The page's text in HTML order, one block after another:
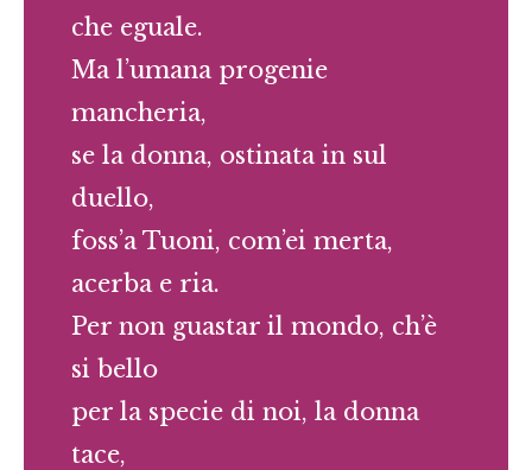
che eguale.
Ma l’umana progenie
mancheria,
se la donna, ostinata in sul
duello,
foss’a Tuoni, com’ei merta,
acerba e ria.
Per non guastar il mondo, ch’è
si bello
per la specie di noi, la donna
tace,